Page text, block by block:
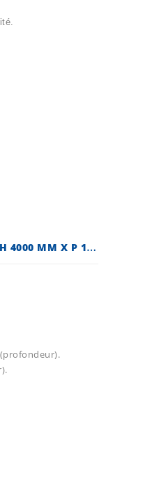
R
AYONNAGE À PALETTES STOW OCCASION - 5 ÉCHELLES H 4000 MM X P 1100 MM